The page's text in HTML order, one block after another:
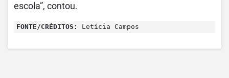
escola”, contou.
FONTE/CRÉDITOS: Letícia Campos